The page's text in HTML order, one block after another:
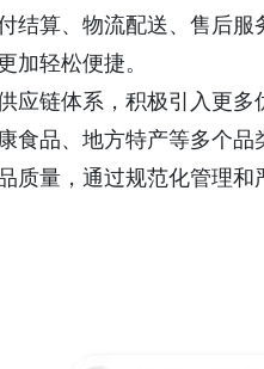
结算、物流配送、售后
加轻松便捷。
应链体系，积极引入更
食品、地方特产等多个
质量，通过规范化管理